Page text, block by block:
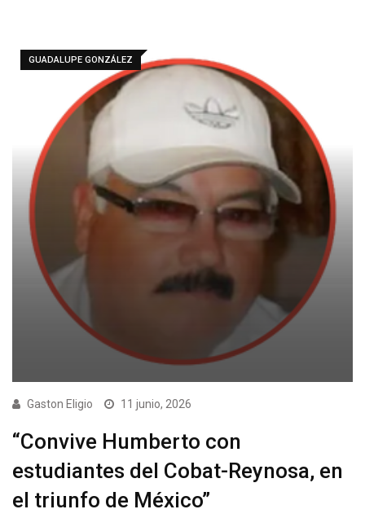
GUADALUPE GONZÁLEZ
Gaston Eligio 11 junio, 2026
“Convive Humberto con
estudiantes del Cobat-Reynosa, en
el triunfo de México”